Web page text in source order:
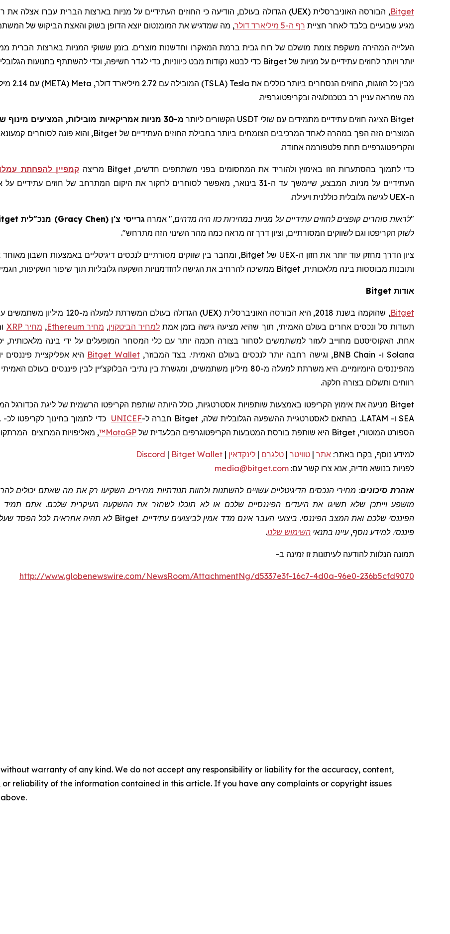
Bitget, הבורסה האוניברסלית (UEX) הגדולה בעולם,
מגיע שבועיים בלבד לאחר חציית רף ה-5 מיליארד דולר , מה שמדגיש את המומנטום יוצא הדופן בשוק והאצת הביקוש של
העלייה המהירה משקפת צומת מושלם של רוח גבית ברמת המאקרו וחדשנות מוצרים. בזמן ששוקי המניות בארצות הברית
יותר ויותר לחוזים עתידיים על מניות של Bitget כדי לבטא נקודות מבט כיווניות, כדי לגדר חשיפה, וכדי להשתתף בתנועות
מבין כל הזוגות, החוזים הנסחרים ביותר כוללים את Tesla
(
TSLA) המובילה עם 2.72 מיליארד דולר, Meta
(
META) עם 2.14 מיליארד דולר ו-
מה שמראה עניין רב בטכנולוגיה ובקריפטוגרפיה.
Bitget הציגה חוזים עתידיים מתמידים עם שולי USDT הקשורים ליותר מ-30 מניות אמריקאיות מובילות, המציעים מינוף של עד פי 25 ועמלה תחרותית ביותר של 0.0065%
המוצרים הזה הפך במהרה לאחד המרכיבים הצומחים ביותר בחבילת החוזים העתידיים של Bitget, והוא פונה לסוחרים
והקריפטוגרפיים תחת פלטפורמה אחודה.
כדי לתמוך בהסתערות הזו באימוץ ולהוריד את המחסומים בפני משתתפים חדשים,Bitget מריצה קמפיין להפחתת
העתידיים על מניות. המבצע, שיימשך עד ה-31 בינואר, מאפשר לסוחרים לחקור את היקום המתרחב של
ה-UEX לגישה גלובלית כוללנית ויעילה.
"לראות סוחרים קופצים לחוזים עתידיים על מניות במהירות כזו היה מדהים,"אמרה גרייסי צ'ן (
Gracy Chen
) מנכ"לית
לשוק הקריפטו וגם לשווקים המסורתיים, וציון דרך זה מראה כמה מהר השינוי הזה מתרחש".
ציון הדרך מחזק עוד יותר את חזון ה-UEX של Bitget, ומחבר בין שווקים מסורתיים לנכסים דיגיטליים באמצעות חשבון מאוחד
ותובנות מבוססות בינה מלאכותית, Bitget ממשיכה להרחיב את הגישה להזדמנויות השקעה גלובליות תוך שיפור השקיפות, הגמישות והיעילות בעלויות.
אודות Bitget
Bitget, שהוקמה בשנת 2018, היא הבורסה האוניברסלית ( UEX
) הגדולה בעולם המשרתת
תעודות סל ונכסים אחרים בעולם האמיתי, תוך שהיא מציעה גישה בזמן אמת למחיר הביטקוין, מחיר Ethereum , מחיר XRP
אחת. האקוסיסטם מחוייב לעזור למשתמשים לסחור בצורה חכמה יותר עם כלי המסחר המופעלים על ידי בינה מלאכותית,
Solana ו- BNB Chain, וגישה רחבה יותר לנכסים בעולם האמיתי. בצד המבוזר,Bitget Wallet היא אפליקציית
מהפיננסים היומיומיים. היא משרתת למעלה מ-80 מיליון משתמשים, ומגשרת בין נתיבי הבלוקצ'יין
רווחים ותשלום בצורה חלקה.
SEA ו- LATAM. בהתאם לאסטרטגיית ההשפעה הגלובלית שלה, Bitget חברה ל-
UNICEF
הספורט המוטורי, Bitget היא שותפת בורסת המטבעות הקריפטוגרפים הבלעדית של
MotoGP™ , מאליפויות המרוצים
למידע נוסף, בקרו באתר: אתר | טוויטר | טלגרם | לינקדאין |
Discord | Bitget Wallet
לפניות בנושא מדיה, אנא צרו קשר עם: media@bitget.com
אזהרת סיכונים: מחירי הנכסים הדיגיטליים עשויים להשתנות ולחוות תנודתיות מחירים. השקיעו רק את מה שאתם
מושפע וייתכן שלא תשיגו את היעדים הפיננסיים שלכם או לא תוכלו לשחזר את ההשקעה העיקרית שלכם. אתם תמיד
הפיננסי שלכם ואת המצב הפיננסי. ביצועי העבר אינם מדד אמין לביצועים עתידיים. Bitget לא תהיה אחראית לכל הפסד
פיננסי. למידע נוסף, עיינו בתנאי השימוש שלנו.
תמונה הנלוות להודעה לעיתונות זו זמינה ב-
http://www.globenewswire.com/NewsRoom/AttachmentNg/d5337e3f-16c7-4d0a-96e0-236b5cfd9070
warranty of any kind. We do not accept any responsibility or liability for the accuracy, content,
reliability of the information contained in this article. If you have any complaints or copyright issues